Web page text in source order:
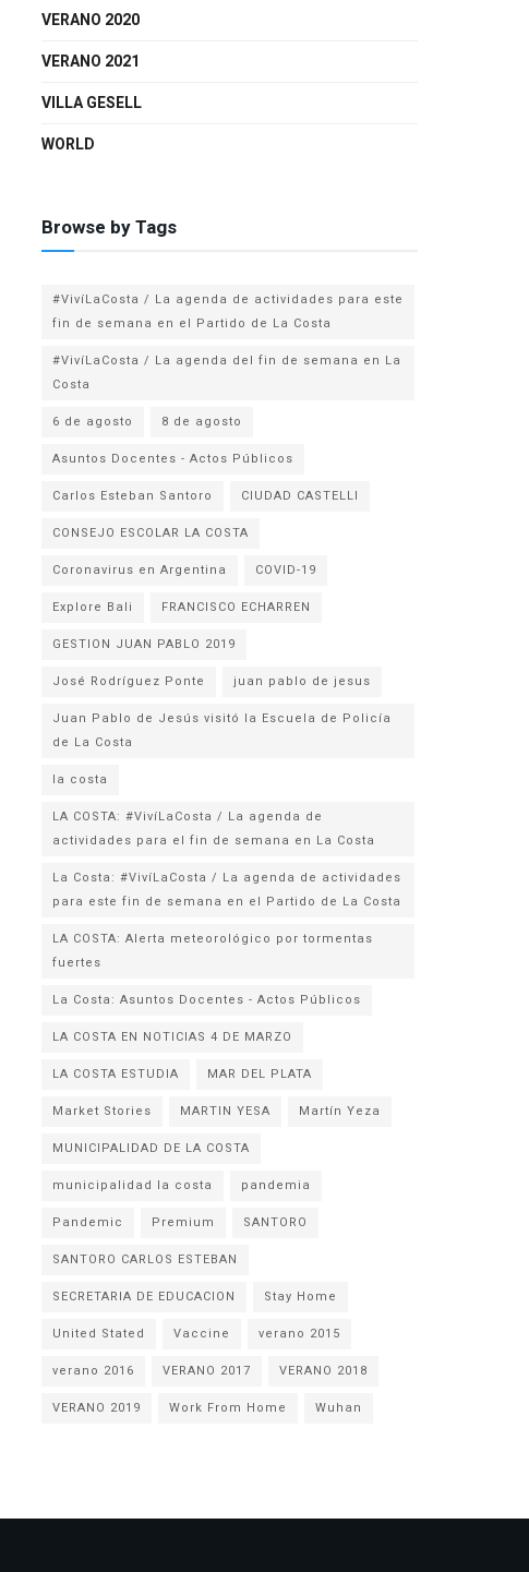
VERANO 2020
VERANO 2021
VILLA GESELL
WORLD
Browse by Tags
#VivíLaCosta / La agenda de actividades para este
fin de semana en el Partido de La Costa
#VivíLaCosta / La agenda del fin de semana en La
Costa
6 de agosto
8 de agosto
Asuntos Docentes - Actos Públicos
Carlos Esteban Santoro
CIUDAD CASTELLI
CONSEJO ESCOLAR LA COSTA
Coronavirus en Argentina
COVID-19
Explore Bali
FRANCISCO ECHARREN
GESTION JUAN PABLO 2019
José Rodríguez Ponte
juan pablo de jesus
Juan Pablo de Jesús visitó la Escuela de Policía
la costa
LA COSTA: #VivíLaCosta / La agenda de
actividades para el fin de semana en La Costa
La Costa: #VivíLaCosta / La agenda de actividades
para este fin de semana en el Partido de La Costa
LA COSTA: Alerta meteorológico por tormentas
fuertes
La Costa: Asuntos Docentes - Actos Públicos
LA COSTA EN NOTICIAS 4 DE MARZO
LA COSTA ESTUDIA
MAR DEL PLATA
Market Stories
MARTIN YESA
Martín Yeza
MUNICIPALIDAD DE LA COSTA
municipalidad la costa
pandemia
Pandemic
Premium
SANTORO
SANTORO CARLOS ESTEBAN
SECRETARIA DE EDUCACION
Stay Home
United Stated
Vaccine
verano 2015
verano 2016
VERANO 2017
VERANO 2018
VERANO 2019
Work From Home Wuhan